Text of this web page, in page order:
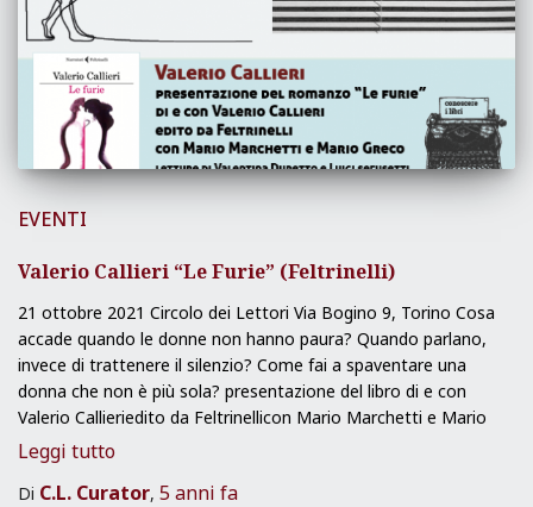
EVENTI
Valerio Callieri “Le Furie” (Feltrinelli)
21 ottobre 2021 Circolo dei Lettori Via Bogino 9, Torino Cosa
accade quando le donne non hanno paura? Quando parlano,
invece di trattenere il silenzio? Come fai a spaventare una
donna che non è più sola? presentazione del libro di e con
Valerio Callieriedito da Feltrinellicon Mario Marchetti e Mario
Leggi tutto
Di C.L. Curator, 5 anni fa